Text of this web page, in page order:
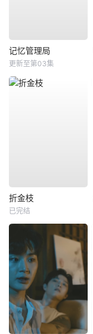
记忆管理局
更新至第03集
折金枝
已完结